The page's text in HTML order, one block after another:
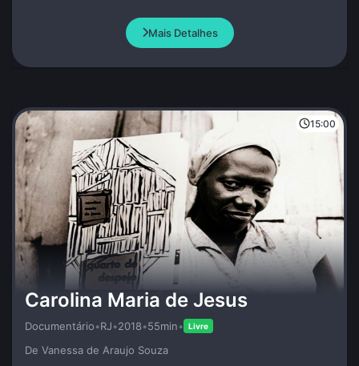
Mais Detalhes
15:00
Carolina Maria de Jesus
Documentário•RJ•2018•55min• Livre
De Vanessa de Araujo Souza